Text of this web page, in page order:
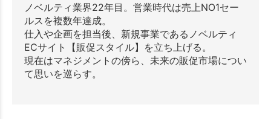
ノベルティ業界22年目。営業時代は売上NO1セー
ルスを複数年達成。
仕入や企画を担当後、新規事業であるノベルティ
ECサイト【販促スタイル】を立ち上げる。
現在はマネジメントの傍ら、未来の販促市場につい
て思いを巡らす。